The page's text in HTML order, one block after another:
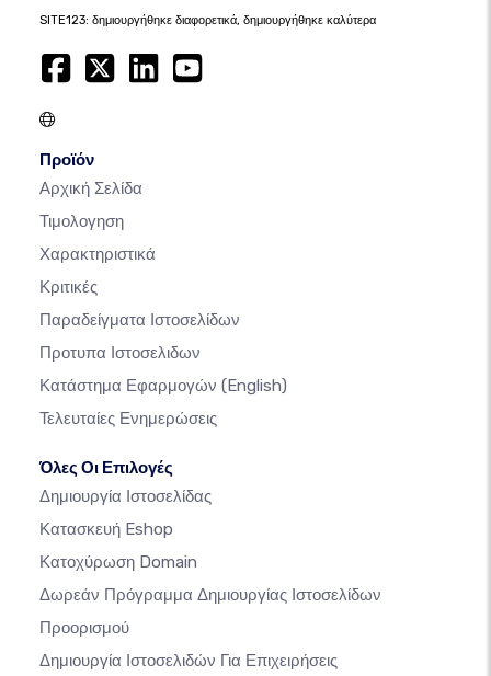
SITE123: δημιουργήθηκε διαφορετικά, δημιουργήθηκε καλύτερα
Προϊόν
Αρχική Σελίδα
Τιμολογηση
Χαρακτηριστικά
Κριτικές
Παραδείγματα Ιστοσελίδων
Προτυπα Ιστοσελιδων
Κατάστημα Εφαρμογών (English)
Τελευταίες Ενημερώσεις
Όλες Οι Επιλογές
Δημιουργία Ιστοσελίδας
Κατασκευή Eshop
Κατοχύρωση Domain
Δωρεάν Πρόγραμμα Δημιουργίας Ιστοσελίδων
Προορισμού
Δημιουργία Ιστοσελιδών Για Επιχειρήσεις